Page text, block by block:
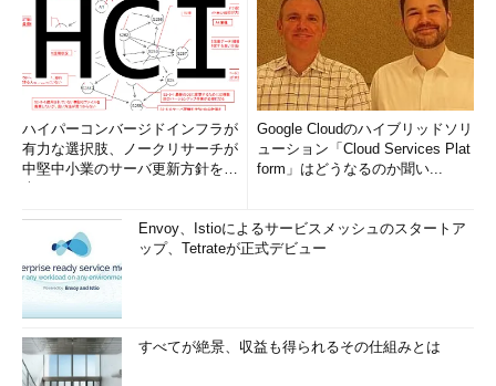
ハイパーコンバージドインフラが
有力な選択肢、ノークリサーチが
中堅中小業のサーバ更新方針を調
Google Cloudのハイブリッドソリ
ューション「Cloud Services Plat
form」はどうなるのか聞い...
Envoy、Istioによるサービスメッシュのスタートア
ップ、Tetrateが正式デビュー
すべてが絶景、収益も得られるその仕組みとは